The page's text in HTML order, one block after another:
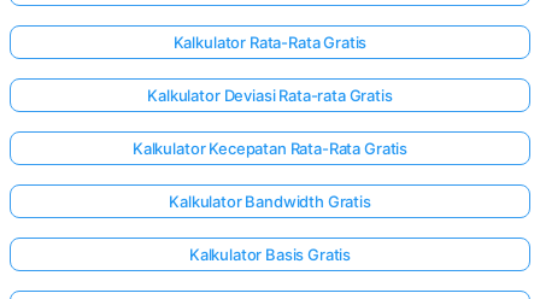
Kalkulator Rata-Rata Gratis
Kalkulator Deviasi Rata-rata Gratis
Kalkulator Kecepatan Rata-Rata Gratis
Kalkulator Bandwidth Gratis
Kalkulator Basis Gratis